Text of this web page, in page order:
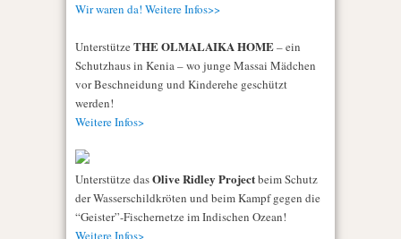
Wir waren da! Weitere Infos>>
Unterstütze THE OLMALAIKA HOME– ein
Schutzhaus in Kenia – wo junge Massai Mädchen
vor Beschneidung und Kinderehe geschützt
werden!
Weitere Infos>
Unterstütze dasOlive Ridley Projectbeim Schutz
der Wasserschildkröten und beim Kampf gegen die
“Geister”-Fischernetze im Indischen Ozean!
Weitere Infos>